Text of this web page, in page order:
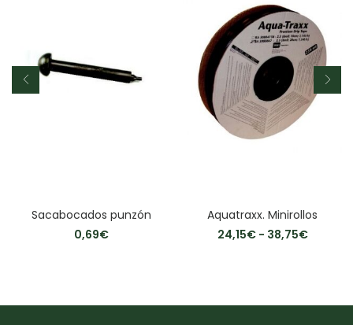
Sacabocados punzón
0,69€
Aquatraxx. Minirollos
24,15€ - 38,75€